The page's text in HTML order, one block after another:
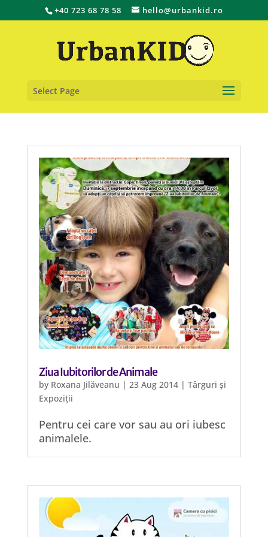
+40 723 68 78 58 hello@urbankid.ro
Select Page
Ziua Iubitorilor de Animale
by Roxana Jilăveanu | 23 Aug 2014| Târguri și
Expoziții
Pentru cei care vor sau au ori iubesc
animalele.